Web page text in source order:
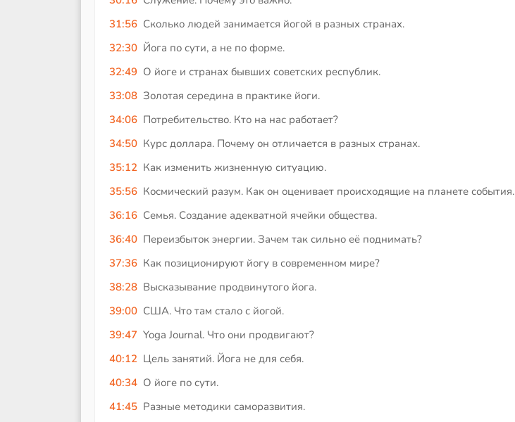
31:56 Сколько людей занимается йогой в разных странах.
32:30 Йога по сути, а не по форме.
32:49 О йоге и странах бывших советских республик.
33:08 Золотая середина в практике йоги.
34:06 Потребительство. Кто на нас работает?
34:50 Курс доллара. Почему он отличается в разных странах.
35:12 Как изменить жизненную ситуацию.
35:56 Космический разум. Как он оценивает происходящие на планете события.
36:16 Семья. Создание адекватной ячейки общества.
36:40 Переизбыток энергии. Зачем так сильно её поднимать?
37:36 Как позиционируют йогу в современном мире?
38:28 Высказывание продвинутого йога.
39:00 США. Что там стало с йогой.
39:47 Yoga Journal. Что они продвигают?
40:12 Цель занятий. Йога не для себя.
40:34 О йоге по сути.
41:45 Разные методики саморазвития.